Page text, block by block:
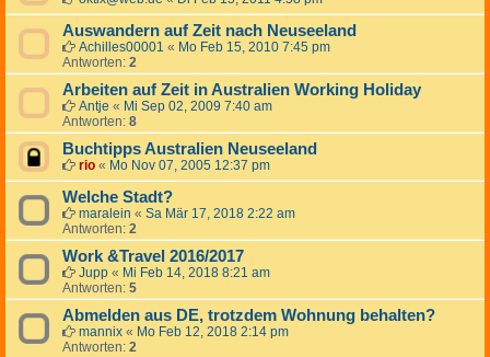
Auswandern auf Zeit nach Neuseeland
Achilles00001 « Mo Feb 15, 2010 7:45 pm
Antworten: 2
Arbeiten auf Zeit in Australien Working Holiday
Antje « Mi Sep 02, 2009 7:40 am
Antworten: 8
Buchtipps Australien Neuseeland
rio « Mo Nov 07, 2005 12:37 pm
Welche Stadt?
maralein « Sa Mär 17, 2018 2:22 am
Antworten: 2
Work &Travel 2016/2017
Jupp « Mi Feb 14, 2018 8:21 am
Antworten: 5
Abmelden aus DE, trotzdem Wohnung behalten?
mannix « Mo Feb 12, 2018 2:14 pm
Antworten: 2